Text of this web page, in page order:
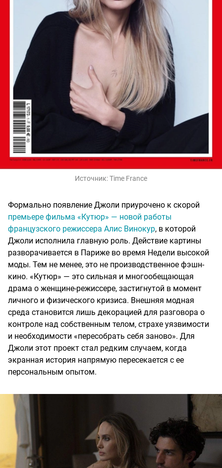
Источник:Time France
Формально появление Джоли приурочено к скорой
премьере фильма «Кутюр» — новой работы
французского режиссера Алис Винокур, в которой
Джоли исполнила главную роль. Действие картины
разворачивается в Париже во время Недели высокой
моды. Тем не менее, это не производственное фэшн-
кино. «Кутюр» — это сильная и многообещающая
драма о женщине-режиссере, застигнутой в момент
личного и физического кризиса. Внешняя модная
среда становится лишь декорацией для разговора о
контроле над собственным телом, страхе уязвимости
и необходимости «пересобрать себя заново». Для
Джоли этот проект стал редким случаем, когда
экранная история напрямую пересекается с ее
персональным опытом.